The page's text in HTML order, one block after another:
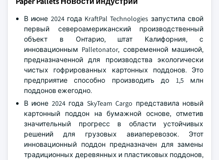
В июне 2024 года KraftPal Technologies запустила свой
первый североамериканский производственный
объект в Онтарио, штат Калифорния, с
инновационным Palletonator, современной машиной,
предназначенной для производства экологически
чистых гофрированных картонных поддонов. Это
предприятие способно производить до 1,5 млн
поддонов ежегодно.
В июне 2024 года SkyTeam Cargo представила новый
картонный поддон на бумажной основе, отметив
значительный прогресс в области устойчивых
решений для грузовых авиаперевозок. Этот
инновационный поддон предназначен для замены
традиционных деревянных и пластиковых поддонов,